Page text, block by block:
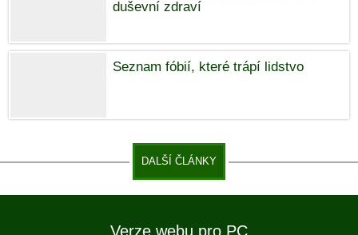
duševní zdraví
Seznam fóbií, které trápí lidstvo
DALŠÍ ČLÁNKY
Verze webu pro PC